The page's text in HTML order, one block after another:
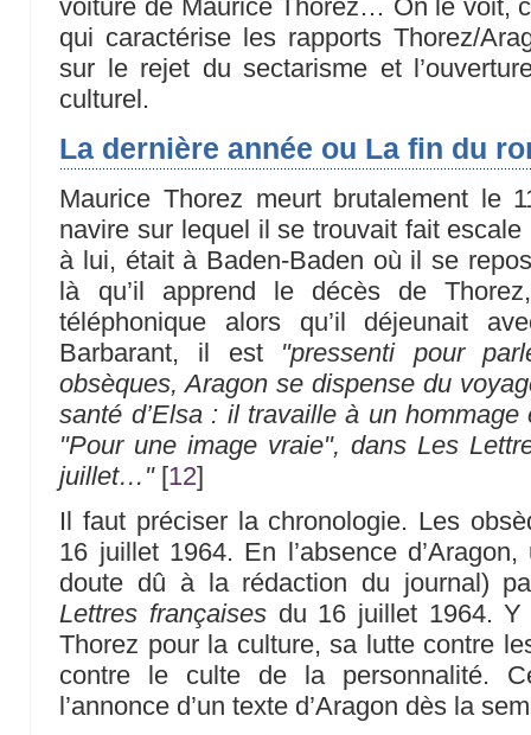
voiture de Maurice Thorez… On le voit,
qui caractérise les rapports Thorez/
sur le rejet du sectarisme et
culturel.
La dernière année ou La fin du
Maurice Thorez meurt brutalement le
navire sur lequel il se trouvait fait
à lui, était à Baden-Baden où il se
là qu’il apprend le décès de
téléphonique alors qu’il déjeunait
Barbarant, il est "pressenti pour
obsèques, Aragon se dispense du
santé d’Elsa : il travaille à un
"Pour une image vraie", dans Les
juillet…"[12]
Il faut préciser la chronologie. Les
16 juillet 1964. En l’absence
doute dû à la rédaction du journal)
Lettres françaises du 16 juillet 1964. Y
Thorez pour la culture, sa lutte contre
contre le culte de la personnalité.
l’annonce d’un texte d’Aragon dès la